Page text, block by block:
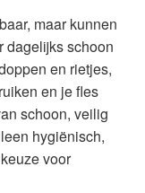
maar kunnen
dagelijks schoon
en rietjes,
en je fles
schoon, veilig
hygiënisch,
voor